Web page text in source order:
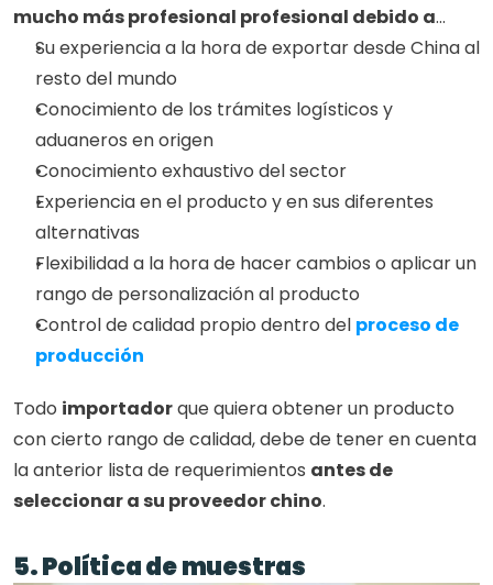
mucho más profesional profesional debido a...
Su experiencia a la hora de exportar desde China al
resto del mundo
Conocimiento de los trámites logísticos y
aduaneros en origen
Conocimiento exhaustivo del sector
Experiencia en el producto y en sus diferentes
alternativas
Flexibilidad a la hora de hacer cambios o aplicar un
rango de personalización al producto
Control de calidad propio dentro del proceso de
producción
Todo importador que quiera obtener un producto
con cierto rango de calidad, debe de tener en cuenta
la anterior lista de requerimientos antes de
seleccionar a su proveedor chino.
5. Política de muestras